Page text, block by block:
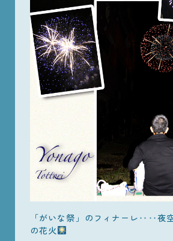
「がいな祭」のフィナーレ‥‥夜
の花火